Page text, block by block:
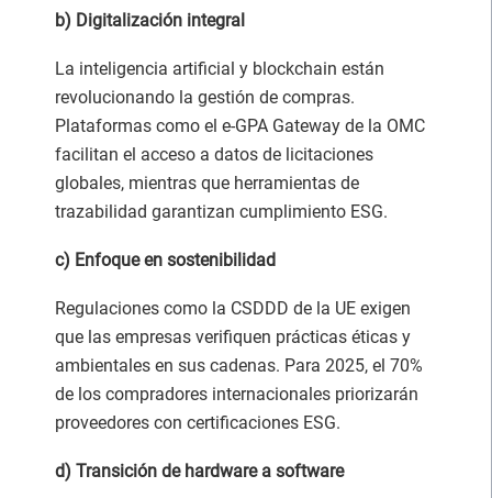
b) Digitalización integral
La inteligencia artificial y blockchain están
revolucionando la gestión de compras.
Plataformas como el e-GPA Gateway de la OMC
facilitan el acceso a datos de licitaciones
globales, mientras que herramientas de
trazabilidad garantizan cumplimiento ESG.
c) Enfoque en sostenibilidad
Regulaciones como la CSDDD de la UE exigen
que las empresas verifiquen prácticas éticas y
ambientales en sus cadenas. Para 2025, el 70%
de los compradores internacionales priorizarán
proveedores con certificaciones ESG.
d) Transición de hardware a software